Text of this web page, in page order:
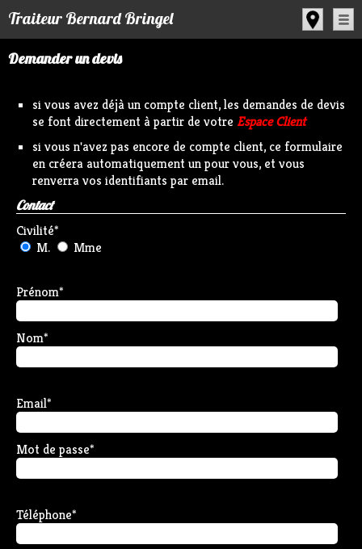
Traiteur Bernard Bringel
Demander un devis
si vous avez déjà un compte client, les demandes de devis
se font directement à partir de votre Espace Client
si vous n'avez pas encore de compte client, ce formulaire
en créera automatiquement un pour vous, et vous
renverra vos identifiants par email.
Contact
Civilité*
M.
Mme
Prénom*
Nom*
Email*
Mot de passe*
Téléphone*
Panneau de gestion des cookies